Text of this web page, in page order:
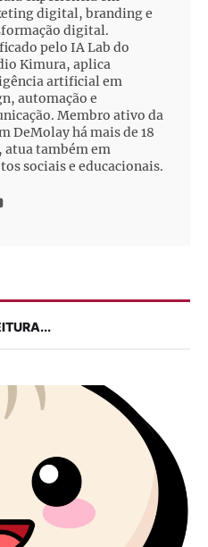
digital, branding e
digital.
pelo IA Lab do
Kimura, aplica
artificial em
automação e
Membro ativo da
DeMolay há mais de 18
atua também em
sociais e educacionais.